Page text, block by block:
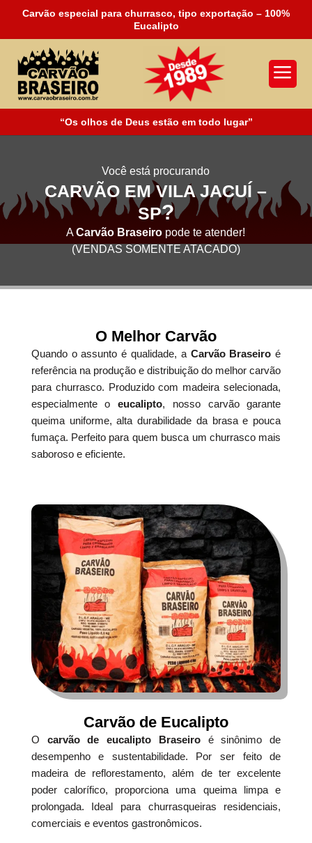
Carvão especial para churrasco, tipo exportação – 100%
Eucalipto
a
“Os olhos de Deus estão em todo lugar”
Você está procurando
CARVÃO EM VILA JACUÍ –
SP?
ACarvão Braseiro pode te atender!
(VENDAS SOMENTE ATACADO)
O Melhor Carvão
Quando o assunto é qualidade, a Carvão Braseiro é
referência na produção e distribuição do melhor carvão
para churrasco. Produzido com madeira selecionada,
especialmente oeucalipto, nosso carvão garante
queima uniforme, alta durabilidade da brasa e pouca
fumaça. Perfeito para quem busca um churrasco mais
saboroso e eficiente.
Carvão de Eucalipto
O carvão de eucalipto Braseiroé sinônimo de
desempenho e sustentabilidade. Por ser feito de
madeira de reflorestamento, além de ter excelente
poder calorífico, proporciona uma queima limpa e
prolongada. Ideal para churrasqueiras residenciais,
comerciais e eventos gastronômicos.